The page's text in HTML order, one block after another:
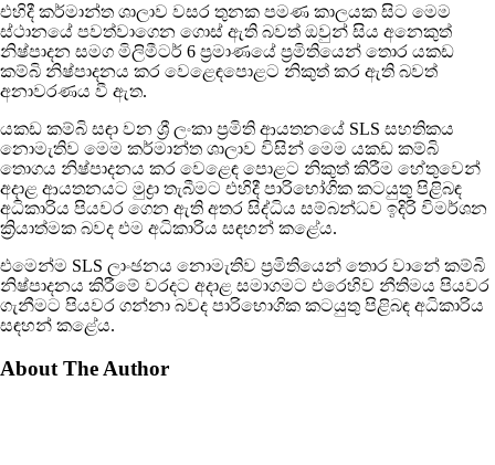
එහිදී කර්මාන්ත ශාලාව වසර තුනක පමණ කාලයක සිට මෙම
ස්ථානයේ පවත්වාගෙන ගොස් ඇති බවත් ඔවුන් සිය අනෙකුත්
නිෂ්පාදන සමග මිලිමීටර් 6 ප්‍රමාණයේ ප්‍රමිතියෙන් තොර යකඩ
කම්බි නිෂ්පාදනය කර වෙළෙඳපොළට නිකුත් කර ඇති බවත්
අනාවරණය වී ඇත.
යකඩ කම්බි සඳා වන ශ්‍රී ලංකා ප්‍රමිති ආයතනයේ SLS සහතිකය
නොමැතිව මෙම කර්මාන්ත ශාලාව විසින් මෙම යකඩ කම්බි
තොගය නිෂ්පාදනය කර වෙළෙඳ පොළට නිකුත් කිරීම හේතුවෙන්
අදාළ ආයතනයට මුද්‍රා තැබීමට එහිදී පාරිභෝගික කටයුතු පිළිබඳ
අධිකාරිය පියවර ගෙන ඇති අතර සිද්ධිය සම්බන්ධව ඉදිරි විමර්ශන
ක්‍රියාත්මක බවද එම අධිකාරිය සඳහන් කළේය.
එමෙන්ම SLS ලාංඡනය නොමැතිව ප්‍රමිතියෙන් තොර වානේ කම්බි
නිෂ්පාදනය කිරීමේ වරදට අදාළ සමාගමට එරෙහිව නීතිමය පියවර
ගැනීමට පියවර ගන්නා බවද පාරිභොගික කටයුතු පිළිබඳ අධිකාරිය
සඳහන් කළේය.
About The Author